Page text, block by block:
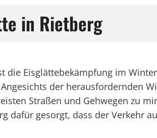
in Rietberg
Eisglättebekämpfung im
der herausfordernden
Straßen und Gehwegen zu
dafür gesorgt, dass der Verkehr